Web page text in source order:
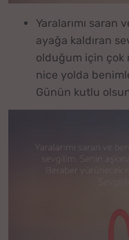
Yaralarımı
ayağa kaldıran
olduğum için çok
nice yolda
Günün kutlu